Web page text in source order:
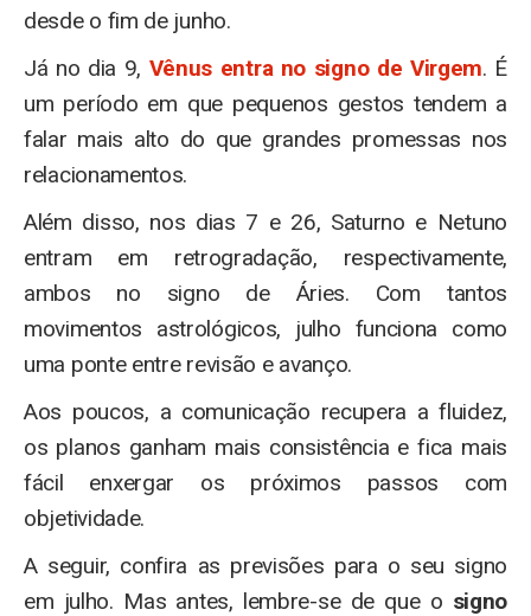
desde o fim de junho.
Já no dia 9, Vênus entra no signo de Virgem. É
um período em que pequenos gestos tendem a
falar mais alto do que grandes promessas nos
relacionamentos.
Além disso, nos dias 7 e 26, Saturno e Netuno
entram em retrogradação, respectivamente,
ambos no signo de Áries. Com tantos
movimentos astrológicos, julho funciona como
uma ponte entre revisão e avanço.
Aos poucos, a comunicação recupera a fluidez,
os planos ganham mais consistência e fica mais
fácil enxergar os próximos passos com
objetividade.
A seguir, confira as previsões para o seu signo
em julho. Mas antes, lembre-se de que o signo